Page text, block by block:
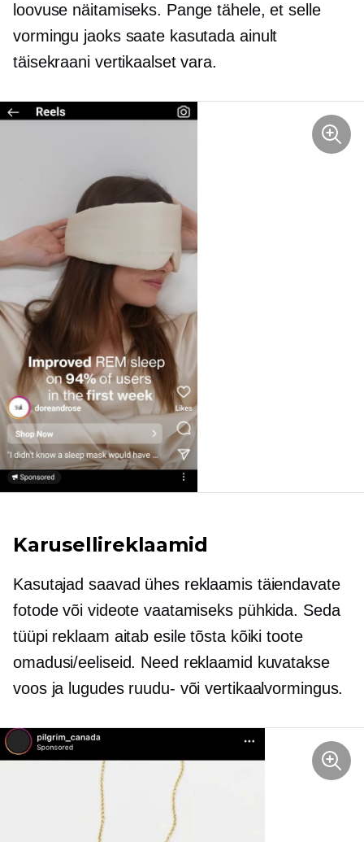
loovuse näitamiseks. Pange tähele, et selle
vormingu jaoks saate kasutada ainult
täisekraani vertikaalset vara.
Karusellireklaamid
Kasutajad saavad ühes reklaamis täiendavate
fotode või videote vaatamiseks pühkida. Seda
tüüpi reklaam aitab esile tõsta kõiki toote
omadusi/eeliseid. Need reklaamid kuvatakse
voos ja lugudes ruudu- või vertikaalvormingus.